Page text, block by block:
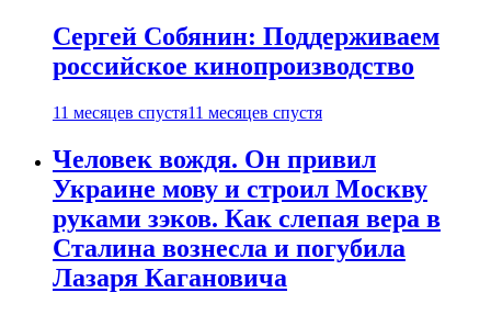
Сергей Собянин: Поддерживаем
российское кинопроизводство
11 месяцев спустя11 месяцев спустя
Человек вождя. Он привил
Украине мову и строил Москву
руками зэков. Как слепая вера в
Сталина вознесла и погубила
Лазаря Кагановича